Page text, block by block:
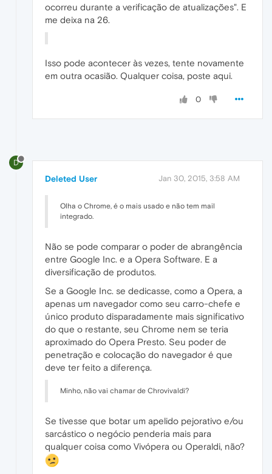
ocorreu durante a verificação de atualizações". E
me deixa na 26.
Isso pode acontecer às vezes, tente novamente
em outra ocasião. Qualquer coisa, poste aqui.
0
D
Deleted User Jan 30, 2015, 3:58 AM
Olha o Chrome, é o mais usado e não tem mail
integrado.
Não se pode comparar o poder de abrangência
entre Google Inc. e a Opera Software. E a
diversificação de produtos.
Se a Google Inc. se dedicasse, como a Opera, a
apenas um navegador como seu carro-chefe e
único produto disparadamente mais significativo
do que o restante, seu Chrome nem se teria
aproximado do Opera Presto. Seu poder de
penetração e colocação do navegador é que
deve ter feito a diferença.
Minho, não vai chamar de Chrovivaldi?
Se tivesse que botar um apelido pejorativo e/ou
sarcástico o negócio penderia mais para
qualquer coisa como Vivópera ou Operaldi, não?